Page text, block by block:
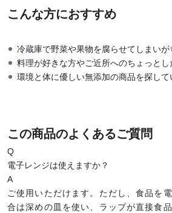
こんな方におすすめ
冷蔵庫で野菜や果物を腐らせてしまいが
料理が好きな方やご近所へのちょっと
環境と体に優しい無添加の商品を探して
この商品のよくあるご質問
Q
電子レンジは使えますか？
A
ご使用いただけます。ただし、食品を
合は深めの皿を使い、ラップが直接食